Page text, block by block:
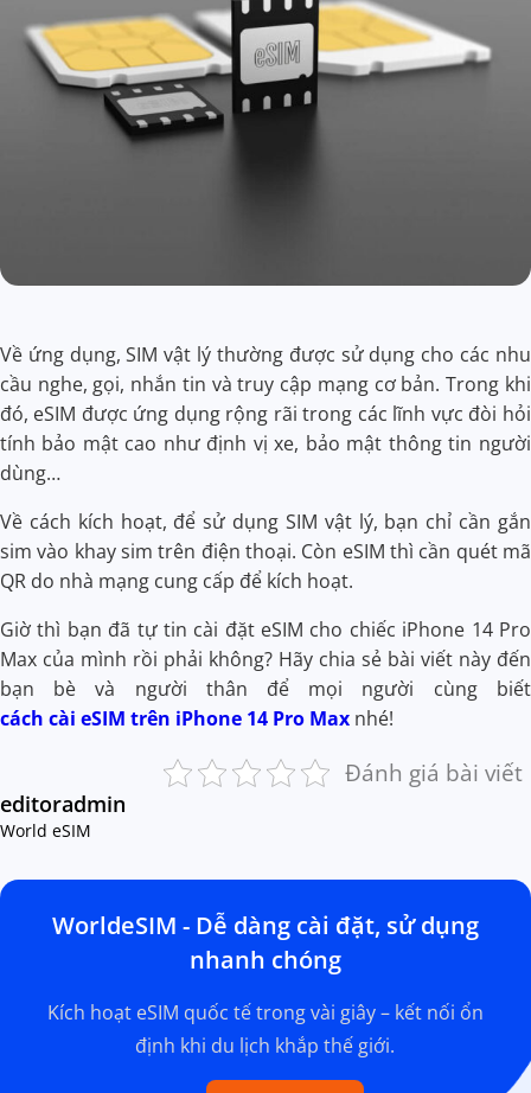
Về ứng dụng, SIM vật lý thường được sử dụng cho các nhu
cầu nghe, gọi, nhắn tin và truy cập mạng cơ bản. Trong khi
đó, eSIM được ứng dụng rộng rãi trong các lĩnh vực đòi hỏi
tính bảo mật cao như định vị xe, bảo mật thông tin người
dùng…
Về cách kích hoạt, để sử dụng SIM vật lý, bạn chỉ cần gắn
sim vào khay sim trên điện thoại. Còn eSIM thì cần quét mã
QR do nhà mạng cung cấp để kích hoạt.
Giờ thì bạn đã tự tin cài đặt eSIM cho chiếc iPhone 14 Pro
Max của mình rồi phải không? Hãy chia sẻ bài viết này đến
bạn bè và người thân để mọi người cùng biết
cách cài eSIM trên iPhone 14 Pro Max nhé!
Đánh giá bài viết
editoradmin
World eSIM
WorldeSIM - Dễ dàng cài đặt, sử dụng
nhanh chóng
Kích hoạt eSIM quốc tế trong vài giây – kết nối ổn
định khi du lịch khắp thế giới.